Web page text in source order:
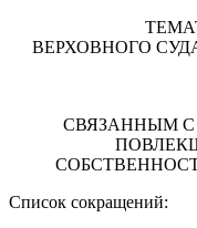
ВЕРХОВНОГО
СВЯЗАННЫМ
Список сокращений: